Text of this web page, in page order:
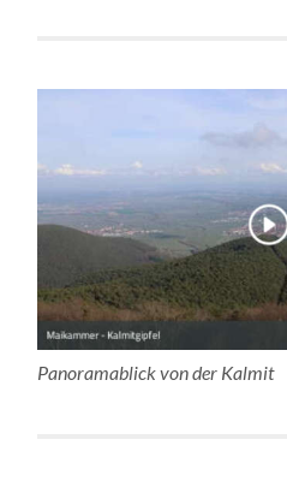
Panoramablick von der Kalmit